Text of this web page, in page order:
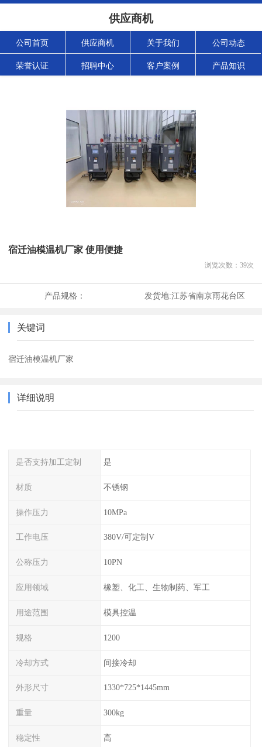
供应商机
公司首页 供应商机 关于我们 公司动态
荣誉认证 招聘中心 客户案例 产品知识
宿迁油模温机厂家 使用便捷
浏览次数： 39次
产品规格： 发货地:江苏省南京雨花台区
关键词
宿迁油模温机厂家
详细说明
是否支持加工定制 是
材质 不锈钢
操作压力 10MPa
工作电压 380V/可定制V
公称压力 10PN
应用领域 橡塑、化工、生物制药、军工
用途范围 模具控温
规格 1200
冷却方式 间接冷却
外形尺寸 1330*725*1445mm
重量 300kg
稳定性 高